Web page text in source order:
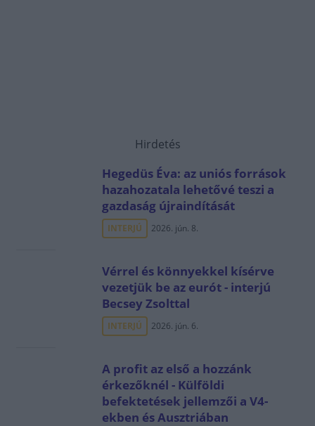
Hirdetés
Hegedüs Éva: az uniós források
hazahozatala lehetővé teszi a
gazdaság újraindítását
INTERJÚ 2026. jún. 8.
Vérrel és könnyekkel kísérve
vezetjük be az eurót - interjú
Becsey Zsolttal
INTERJÚ 2026. jún. 6.
A profit az első a hozzánk
érkezőknél - Külföldi
befektetések jellemzői a V4-
ekben és Ausztriában